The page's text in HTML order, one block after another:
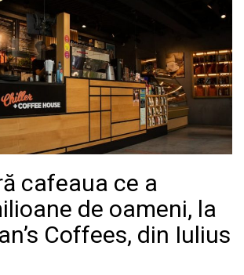
cafeaua ce a
de oameni, la
Coffees, din Iulius